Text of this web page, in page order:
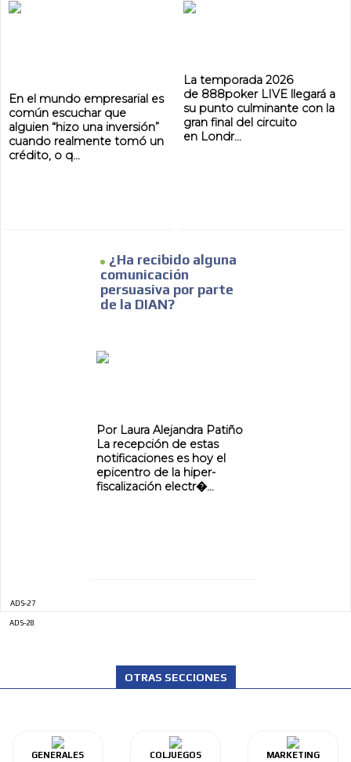
En el mundo empresarial es
común escuchar que
alguien “hizo una inversión”
cuando realmente tomó un
crédito, o q...
La temporada 2026
de 888poker LIVE llegará a
su punto culminante con la
gran final del circuito
en Londr...
¿Ha recibido alguna
comunicación
persuasiva por parte
de la DIAN?
Por Laura Alejandra Patiño
La recepción de estas
notificaciones es hoy el
epicentro de la hiper-
fiscalización electr�...
ADS-27
ADS-28
OTRAS SECCIONES
GENERALES COLJUEGOS MARKETING